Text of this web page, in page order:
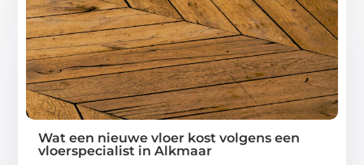
Wat een nieuwe vloer kost volgens een
vloerspecialist in Alkmaar